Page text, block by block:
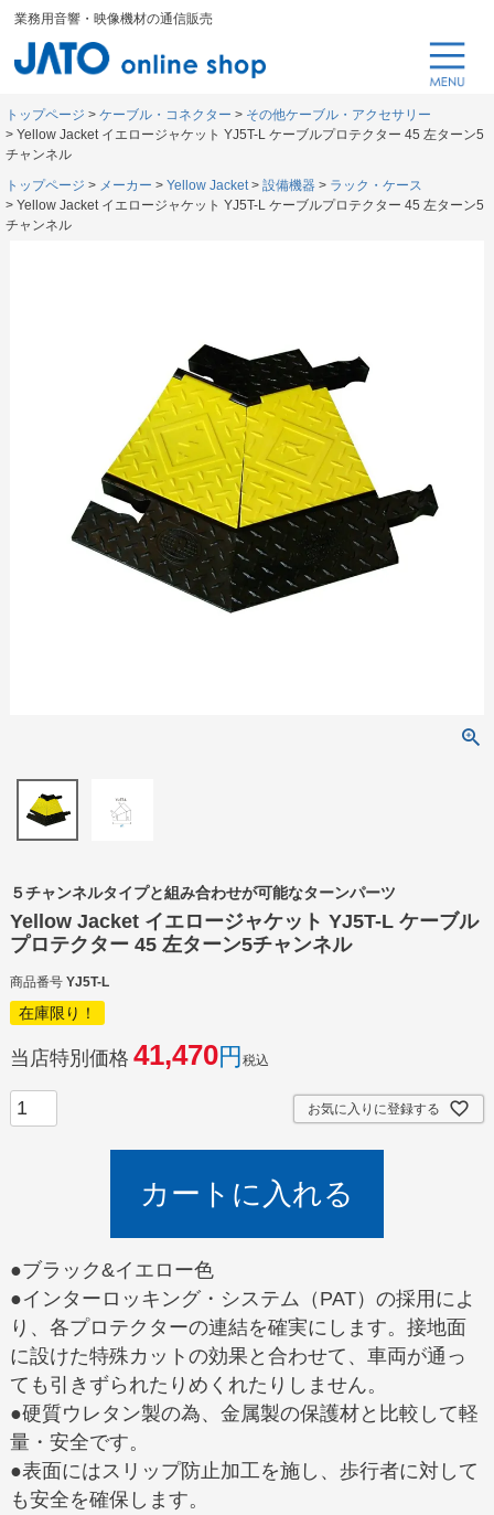
業務用音響・映像機材の通信販売
トップページ ケーブル・コネクター
その他ケーブル・アクセサリー
Yellow Jacket イエロージャケット YJ5T-L ケーブルプロテクター 45 左ターン5
チャンネル
トップページ
メーカー Yellow Jacket 設備機器
ラック・ケース
Yellow Jacket イエロージャケット YJ5T-L ケーブルプロテクター 45 左ターン5
チャンネル
５チャンネルタイプと組み合わせが可能なターンパーツ
Yellow Jacket イエロージャケット YJ5T-L ケーブル
プロテクター 45 左ターン5チャンネル
商品番号 YJ5T-L
在庫限り！
当店特別価格 41,470 税込
お気に入りに登録する
カートに入れる
●ブラック&イエロー色
●インターロッキング・システム（PAT）の採用によ
り、各プロテクターの連結を確実にします。接地面
に設けた特殊カットの効果と合わせて、車両が通っ
ても引きずられたりめくれたりしません。
●硬質ウレタン製の為、金属製の保護材と比較して軽
量・安全です。
●表面にはスリップ防止加工を施し、歩行者に対して
も安全を確保します。